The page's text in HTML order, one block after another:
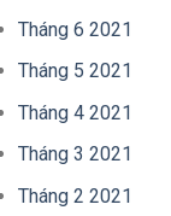
Tháng 6 2021
Tháng 5 2021
Tháng 4 2021
Tháng 3 2021
Tháng 2 2021